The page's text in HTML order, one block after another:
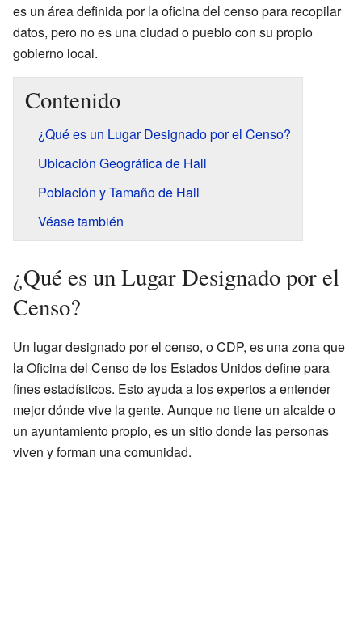
es un área definida por la oficina del censo para recopilar
datos, pero no es una ciudad o pueblo con su propio
gobierno local.
Contenido
¿Qué es un Lugar Designado por el Censo?
Ubicación Geográfica de Hall
Población y Tamaño de Hall
Véase también
¿Qué es un Lugar Designado por el
Censo?
Un lugar designado por el censo, o CDP, es una zona que
la Oficina del Censo de los Estados Unidos define para
fines estadísticos. Esto ayuda a los expertos a entender
mejor dónde vive la gente. Aunque no tiene un alcalde o
un ayuntamiento propio, es un sitio donde las personas
viven y forman una comunidad.